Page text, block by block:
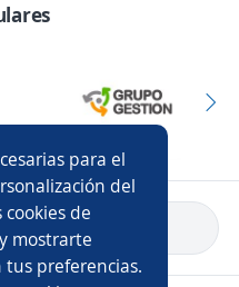
para el
del
de
mostrarte
preferencias.
inicio